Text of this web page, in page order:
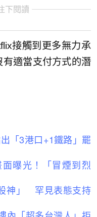
下閱讀
接觸到更多無力承
適當支付方式的潛
「3港口+1鐵路」罷
曝光！「冒煙到烈
神」 罕見表態支持